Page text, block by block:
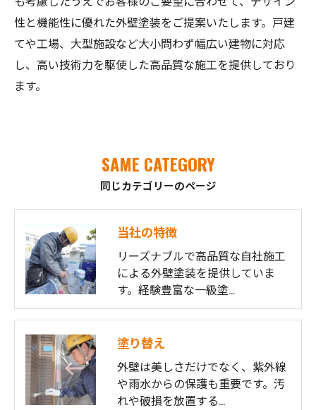
性と機能性に優れた外壁塗装をご提案いたします。戸建
てや工場、大型施設など大小問わず幅広い建物に対応
し、高い技術力を駆使した高品質な施工を提供しており
ます。
同じカテゴリーのページ
SAME CATEGORY
当社の特徴
リーズナブルで高品質な自社施工
による外壁塗装を提供していま
す。経験豊富な一級塗…
塗り替え
外壁は美しさだけでなく、紫外線
や雨水からの保護も重要です。汚
れや破損を放置する…